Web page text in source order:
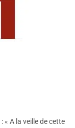
« A la veille de cette